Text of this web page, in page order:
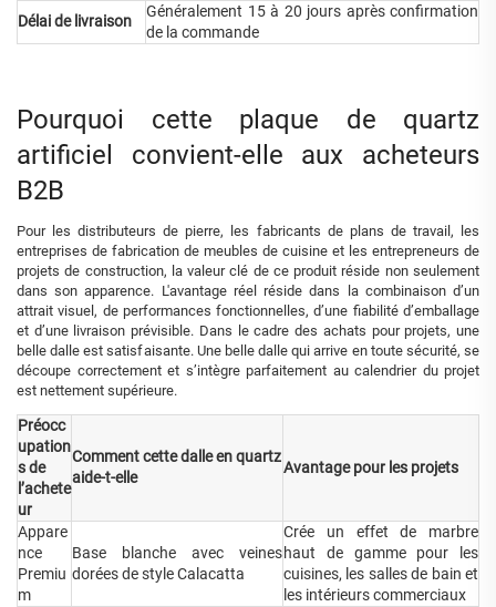
Délai de livraison
Généralement 15 à 20 jours après confirmation
de la commande
Pourquoi cette plaque de quartz
artificiel convient-elle aux acheteurs
B2B
Pour les distributeurs de pierre, les fabricants de plans de travail, les
entreprises de fabrication de meubles de cuisine et les entrepreneurs de
projets de construction, la valeur clé de ce produit réside non seulement
dans son apparence. L'avantage réel réside dans la combinaison d’un
attrait visuel, de performances fonctionnelles, d’une fiabilité d’emballage
et d’une livraison prévisible. Dans le cadre des achats pour projets, une
belle dalle est satisfaisante. Une belle dalle qui arrive en toute sécurité, se
découpe correctement et s’intègre parfaitement au calendrier du projet
est nettement supérieure.
Préocc
upation
s de
l’achete
ur
Comment cette dalle en quartz
aide-t-elle
Avantage pour les projets
Appare
nce
Premiu
m
Base blanche avec veines
dorées de style Calacatta
Crée un effet de marbre
haut de gamme pour les
cuisines, les salles de bain et
les intérieurs commerciaux